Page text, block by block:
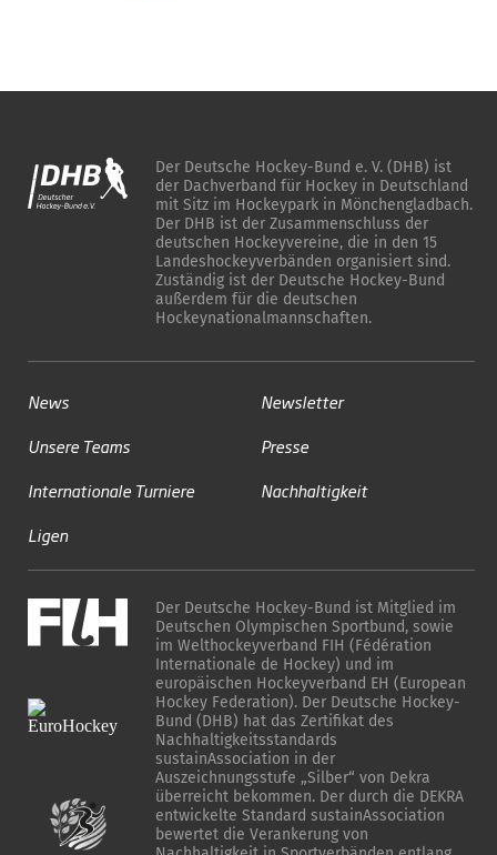
Der Deutsche Hockey-Bund e. V. (DHB) ist
der Dachverband für Hockey in Deutschland
mit Sitz im Hockeypark in Mönchengladbach.
Der DHB ist der Zusammenschluss der
deutschen Hockeyvereine, die in den 15
Landeshockeyverbänden organisiert sind.
Zuständig ist der Deutsche Hockey-Bund
außerdem für die deutschen
Hockeynationalmannschaften.
News
Unsere Teams
Internationale Turniere
Ligen
Newsletter
Presse
Nachhaltigkeit
Der Deutsche Hockey-Bund ist Mitglied im
Deutschen Olympischen Sportbund, sowie
im Welthockeyverband FIH (Fédération
Internationale de Hockey) und im
europäischen Hockeyverband EH (European
Hockey Federation). Der Deutsche Hockey-
Bund (DHB) hat das Zertifikat des
Nachhaltigkeitsstandards
sustainAssociation in der
Auszeichnungsstufe „Silber“ von Dekra
überreicht bekommen. Der durch die DEKRA
entwickelte Standard sustainAssociation
bewertet die Verankerung von